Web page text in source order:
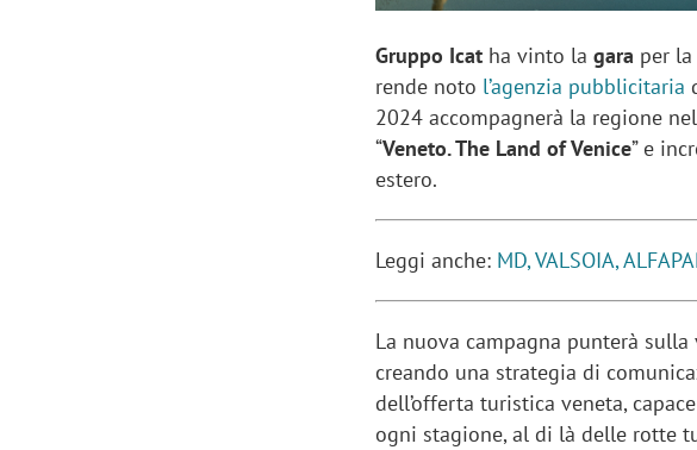
Gruppo Icat ha vinto lagara per
rende noto l’agenzia pubblicitaria
2024 accompagnerà la regione
“Veneto. The Land of Venice” e
estero.
Leggi anche: MD, VALSOIA,
La nuova campagna punterà
creando una strategia di
dell’offerta turistica veneta,
ogni stagione, al di là delle rotte